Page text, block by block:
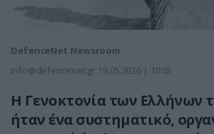
DefenceNet Newsroom
info@defencenet.gr 19.05.2026 | 10:03
Η Γενοκτονία των Ελλήνων
ήταν ένασυστηματικό,